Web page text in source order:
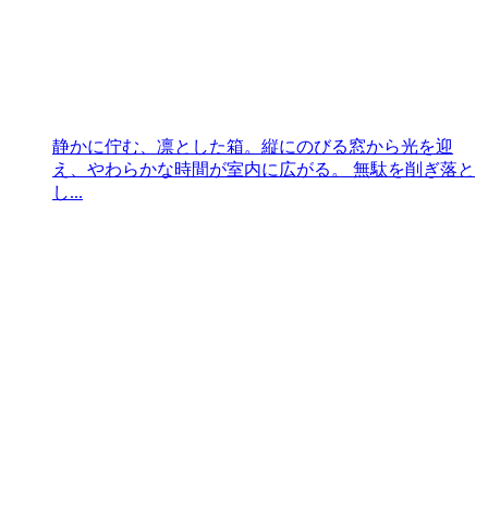
静かに佇む、凛とした箱。縦にのびる窓から光を迎
え、やわらかな時間が室内に広がる。 無駄を削ぎ落と
し...